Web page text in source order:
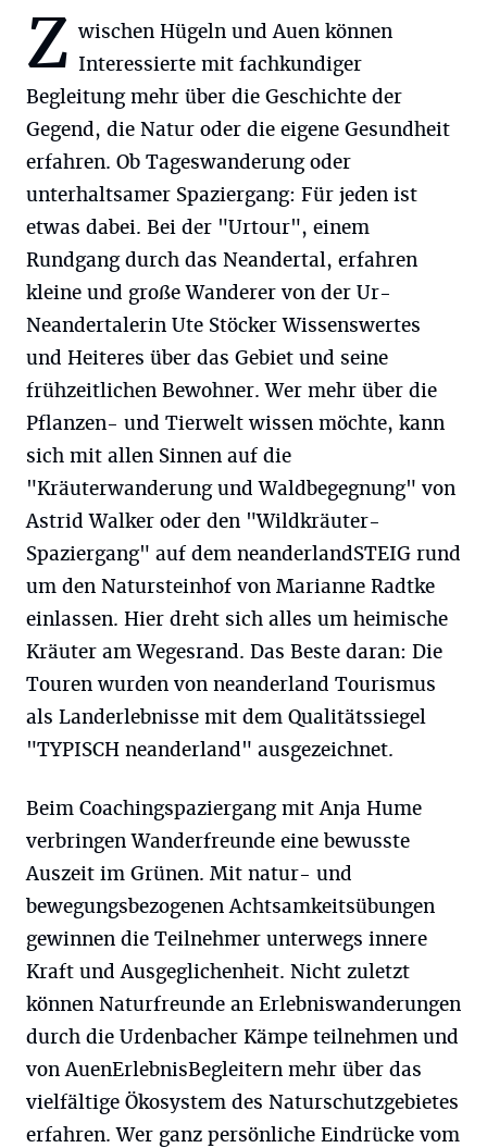
Z wischen Hügeln und Auen können
Interessierte mit fachkundiger
Begleitung mehr über die Geschichte der
Gegend, die Natur oder die eigene Gesundheit
erfahren. Ob Tageswanderung oder
unterhaltsamer Spaziergang: Für jeden ist
etwas dabei. Bei der "Urtour", einem
Rundgang durch das Neandertal, erfahren
kleine und große Wanderer von der Ur-
Neandertalerin Ute Stöcker Wissenswertes
und Heiteres über das Gebiet und seine
frühzeitlichen Bewohner. Wer mehr über die
Pflanzen- und Tierwelt wissen möchte, kann
sich mit allen Sinnen auf die
"Kräuterwanderung und Waldbegegnung" von
Astrid Walker oder den "Wildkräuter-
Spaziergang" auf dem neanderlandSTEIG rund
um den Natursteinhof von Marianne Radtke
einlassen. Hier dreht sich alles um heimische
Kräuter am Wegesrand. Das Beste daran: Die
Touren wurden von neanderland Tourismus
als Landerlebnisse mit dem Qualitätssiegel
"TYPISCH neanderland" ausgezeichnet.
Beim Coachingspaziergang mit Anja Hume
verbringen Wanderfreunde eine bewusste
Auszeit im Grünen. Mit natur- und
bewegungsbezogenen Achtsamkeitsübungen
gewinnen die Teilnehmer unterwegs innere
Kraft und Ausgeglichenheit. Nicht zuletzt
können Naturfreunde an Erlebniswanderungen
durch die Urdenbacher Kämpe teilnehmen und
von AuenErlebnisBegleitern mehr über das
vielfältige Ökosystem des Naturschutzgebietes
erfahren. Wer ganz persönliche Eindrücke vom